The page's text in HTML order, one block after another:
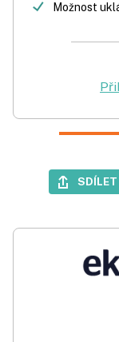
Možnost
SDÍLET